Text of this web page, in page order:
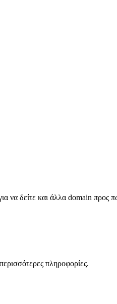
να δείτε και άλλα domain προς
πληροφορίες.